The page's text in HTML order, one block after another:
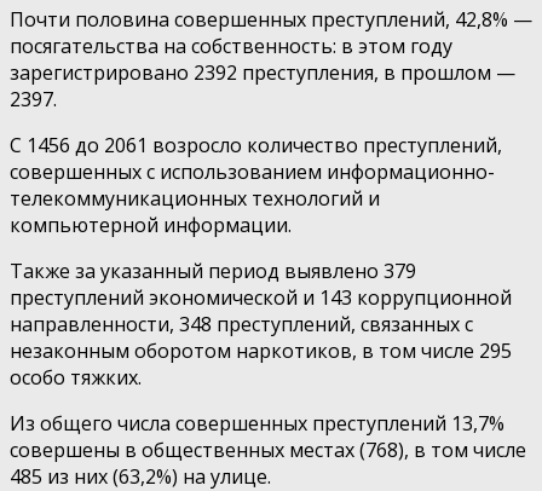
Почти половина совершенных преступлений, 42,8% —
посягательства на собственность: в этом году
зарегистрировано 2392 преступления, в прошлом —
2397.
С 1456 до 2061 возросло количество преступлений,
совершенных с использованием информационно-
телекоммуникационных технологий и
компьютерной информации.
Также за указанный период выявлено 379
преступлений экономической и 143 коррупционной
направленности, 348 преступлений, связанных с
незаконным оборотом наркотиков, в том числе 295
особо тяжких.
Из общего числа совершенных преступлений 13,7%
совершены в общественных местах (768), в том числе
485 из них (63,2%) на улице.